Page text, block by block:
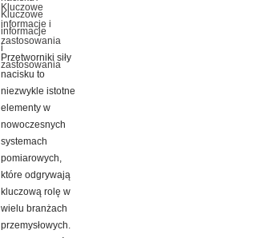
Kluczowe
informacje i
zastosowania
Przetworniki siły
nacisku to
niezwykle istotne
elementy w
nowoczesnych
systemach
pomiarowych,
które odgrywają
kluczową rolę w
wielu branżach
przemysłowych.